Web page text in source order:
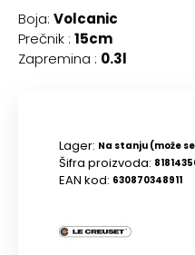
Boja: Volcanic
Prečnik : 15cm
Zapremina : 0.3l
Lager: Na stanju (može
Šifra proizvoda:
EAN kod: 630870348911